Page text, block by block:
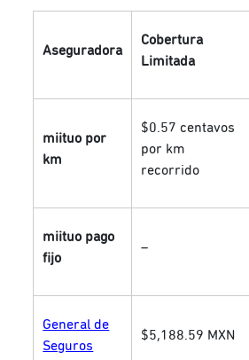
Aseguradora
Cobertura
Limitada
miituo por
km
$0.57 centavos
por km
recorrido
miituo pago
fijo
–
General de
Seguros
$5,188.59 MXN